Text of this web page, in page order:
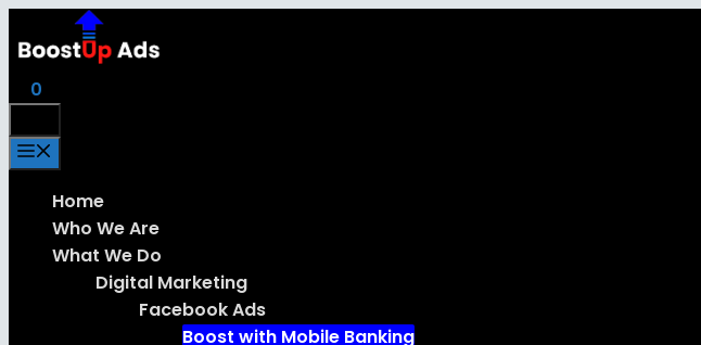
to
0
Home
Who We Are
What We Do
Digital Marketing
Facebook Ads
Boost with Mobile Banking